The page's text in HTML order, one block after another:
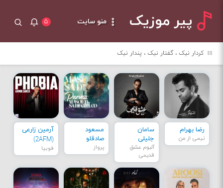
پیر موزیک منو سایت ۵
کردار نیک ، گفتار نیک ، پندار نیک
رضا بهرام
نیمی از من
سامان
جلیلی
آلبوم عشق
قدیمی
مسعود
صادقلو
پرواز
آرمین زارعی
(2AFM)
فوبیا